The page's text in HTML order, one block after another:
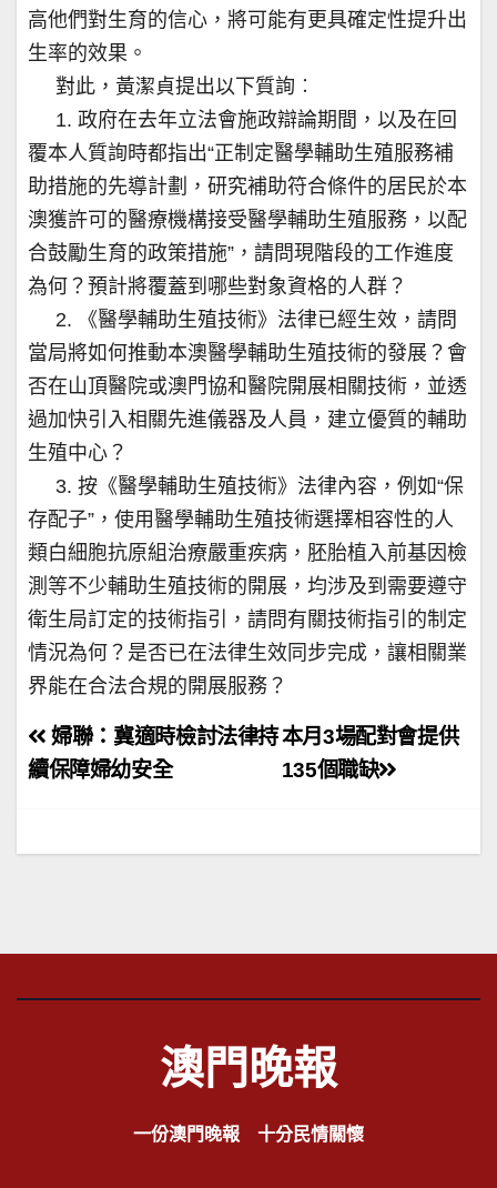
高他們對生育的信心，將可能有更具確定性提升出
生率的效果。
對此，黃潔貞提出以下質詢︰
1. 政府在去年立法會施政辯論期間，以及在回
覆本人質詢時都指出“正制定醫學輔助生殖服務補
助措施的先導計劃，研究補助符合條件的居民於本
澳獲許可的醫療機構接受醫學輔助生殖服務，以配
合鼓勵生育的政策措施”，請問現階段的工作進度
為何？預計將覆蓋到哪些對象資格的人群？
2. 《醫學輔助生殖技術》法律已經生效，請問
當局將如何推動本澳醫學輔助生殖技術的發展？會
否在山頂醫院或澳門協和醫院開展相關技術，並透
過加快引入相關先進儀器及人員，建立優質的輔助
生殖中心？
3. 按《醫學輔助生殖技術》法律內容，例如“保
存配子”，使用醫學輔助生殖技術選擇相容性的人
類白細胞抗原組治療嚴重疾病，胚胎植入前基因檢
測等不少輔助生殖技術的開展，均涉及到需要遵守
衛生局訂定的技術指引，請問有關技術指引的制定
情況為何？是否已在法律生效同步完成，讓相關業
界能在合法合規的開展服務？
文
章
覽
本月3場配對會提供
135個職缺
婦聯：冀適時檢討法律持
續保障婦幼安全
澳門晚報
一份澳門晚報 十分民情關懷